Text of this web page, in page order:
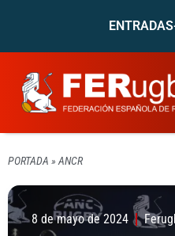
PORTADA » ANCR
8 de mayo de 2024